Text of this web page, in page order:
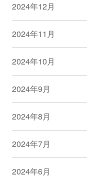
2024年12月
2024年11月
2024年10月
2024年9月
2024年8月
2024年7月
2024年6月